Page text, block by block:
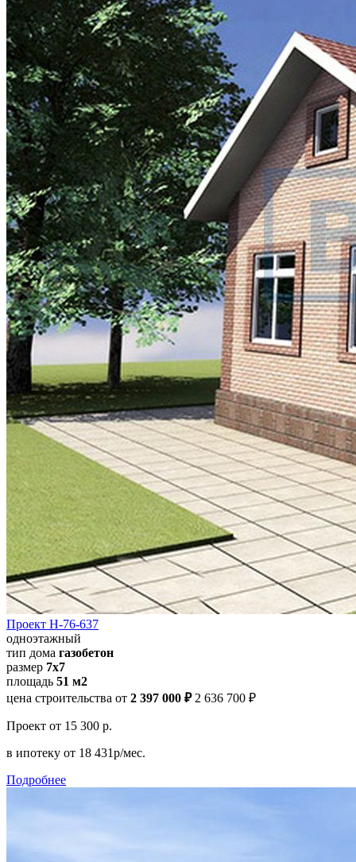
Проект Н-76-637
одноэтажный
тип дома газобетон
размер 7x7
площадь 51 м2
цена строительства от 2 397 000 ₽ 2 636 700 ₽
Проект от 15 300 р.
в ипотеку от 18 431р/мес.
Подробнее